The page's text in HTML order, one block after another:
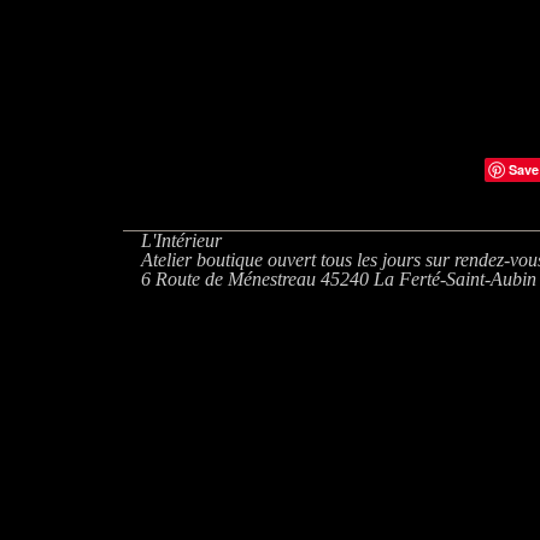
Save
L'Intérieur
Atelier boutique ouvert tous les jours sur rendez-
6 Route de Ménestreau 45240 La Ferté-Saint-Aubin